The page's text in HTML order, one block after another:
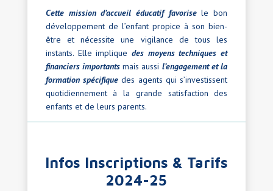
Cette mission d’accueil éducatif favorisele bon
développement de l’enfant propice à son bien-
être et nécessite une vigilance de tous les
instants. Elle implique des moyens techniques et
financiers importants mais aussi l’engagement et la
formationspécifique des agents qui s’investissent
quotidiennement à la grande satisfaction des
enfants et de leurs parents.
Infos Inscriptions & Tarifs
2024-25